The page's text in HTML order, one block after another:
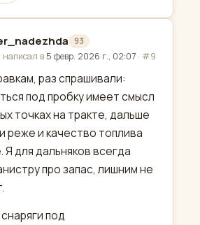
93
написал в 5 февр. 2026 г., 02:07 · #9
раз спрашивали:
под пробку имеет смысл
точках на тракте, дальше
реже и качество топлива
Я для дальняков всегда
про запас, лишним не
под